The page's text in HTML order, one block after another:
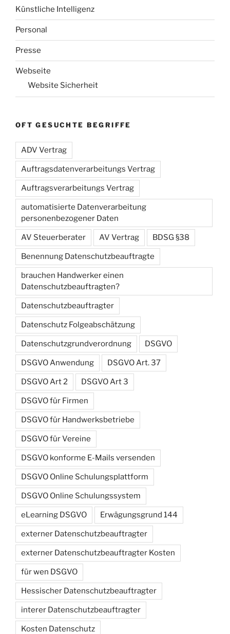
Künstliche Intelligenz
Personal
Presse
Webseite
Website Sicherheit
OFT GESUCHTE BEGRIFFE
ADV Vertrag
Auftragsdatenverarbeitungs Vertrag
Auftragsverarbeitungs Vertrag
automatisierte Datenverarbeitung
personenbezogener Daten
AV Steuerberater AV Vertrag BDSG §38
Benennung Datenschutzbeauftragte
brauchen Handwerker einen
Datenschutzbeauftragten?
Datenschutzbeauftragter
Datenschutz Folgeabschätzung
Datenschutzgrundverordnung DSGVO
DSGVO Anwendung DSGVO Art. 37
DSGVO Art 2 DSGVO Art 3
DSGVO für Firmen
DSGVO für Handwerksbetriebe
DSGVO für Vereine
DSGVO konforme E-Mails versenden
DSGVO Online Schulungsplattform
DSGVO Online Schulungssystem
eLearning DSGVO Erwägungsgrund 144
externer Datenschutzbeauftragter
externer Datenschutzbeauftragter Kosten
für wen DSGVO
Hessischer Datenschutzbeauftragter
interer Datenschutzbeauftragter
Kosten Datenschutz